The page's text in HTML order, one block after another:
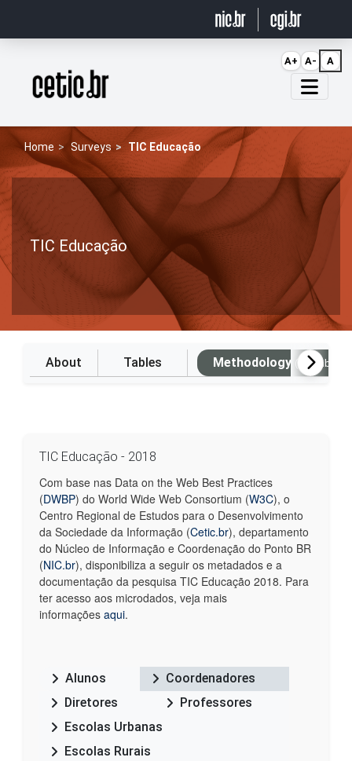
Página inicial
Home Surveys TIC Educação
TIC Educação
About Tables Methodology (Available
TIC Educação - 2018
Com base nas Data on the Web Best Practices
(DWBP) do World Wide Web Consortium (W3C), o
Centro Regional de Estudos para o Desenvolvimento
da Sociedade da Informação (Cetic.br), departamento
do Núcleo de Informação e Coordenação do Ponto BR
(NIC.br), disponibiliza a seguir os metadados e a
documentação da pesquisa TIC Educação 2018. Para
ter acesso aos microdados, veja mais
informações aqui.
Alunos
Coordenadores
Diretores
Professores
Escolas Urbanas
Escolas Rurais
A+ A- A